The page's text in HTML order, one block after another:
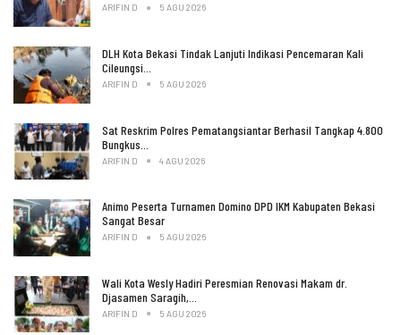
ARIFIN D 5 AGU 2026
DLH Kota Bekasi Tindak Lanjuti Indikasi Pencemaran Kali
Cileungsi…
ARIFIN D 5 AGU 2026
Sat Reskrim Polres Pematangsiantar Berhasil Tangkap 4.800
Bungkus…
ARIFIN D 4 AGU 2026
Animo Peserta Turnamen Domino DPD IKM Kabupaten Bekasi
Sangat Besar
ARIFIN D 5 AGU 2026
Wali Kota Wesly Hadiri Peresmian Renovasi Makam dr.
Djasamen Saragih,…
ARIFIN D 5 AGU 2026